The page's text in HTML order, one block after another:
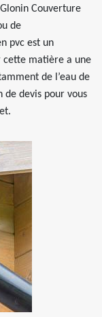
Couverture
de
pvc est un
cette matière a une
de l’eau de
devis pour vous